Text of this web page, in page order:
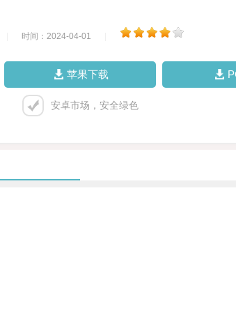
时间：2024-04-01
苹果下载
安卓市场，安全绿色